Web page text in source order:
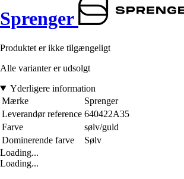
Sprenger
Produktet er ikke tilgængeligt
Alle varianter er udsolgt
Yderligere information
Mærke
Sprenger
Leverandør reference 640422A35
Farve
sølv/guld
Dominerende farve
Sølv
Loading...
Loading...